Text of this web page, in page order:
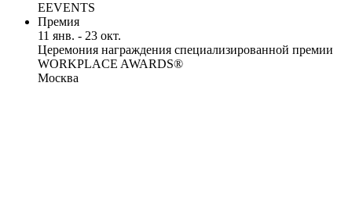
EEVENTS
Премия
11 янв. - 23 окт.
Церемония награждения специализированной премии
WORKPLACE AWARDS®
Москва